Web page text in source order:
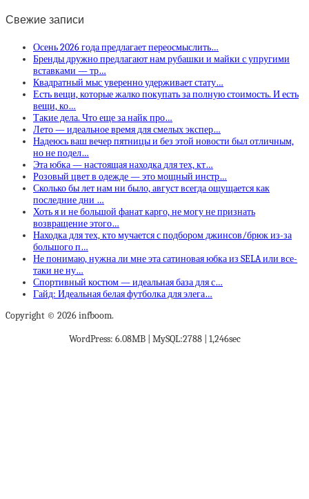
Свежие записи
Осень 2026 года предлагает переосмыслить…
Бренды дружно предлагают нам рубашки и майки с упругими
вставками — тр…
Квадратный мыс уверенно удерживает стату…
Есть вещи, которые жалко покупать за полную стоимость. И есть
вещи, ко…
Такие дела. Что еще за найк про…
Лето — идеальное время для смелых экспер…
Надеюсь ваш вечер пятницы и без этой новости был отличным,
но не подел…
Эта юбка — настоящая находка для тех, кт…
Розовый цвет в одежде — это мощный инстр…
Сколько бы лет нам ни было, август всегда ощущается как
последние дни …
Хоть я и не большой фанат карго, не могу не признать
возвращение этого…
Находка для тех, кто мучается с подбором джинсов/брюк из-за
большого п…
Не понимаю, нужна ли мне эта сатиновая юбка из SELA или все-
таки не ну…
Спортивный костюм — идеальная база для с…
Гайд: Идеальная белая футболка для элега…
Copyright © 2026 infboom.
WordPress: 6.08MB | MySQL:2788 | 1,246sec